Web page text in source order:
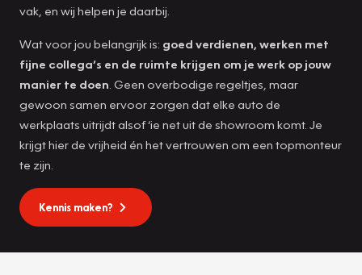
vak, en wij helpen je daarbij.
Wat voor jou belangrijk is: goed verdienen, werken met
fijne collega’s en de ruimte krijgen om je werk op jouw
manier te doen . Geen overbodige regeltjes, maar
gewoon samen ervoor zorgen dat elke auto de
werkplaats uitrijdt alsof ‘ie net uit de showroom komt. Je
krijgt hier de vrijheid én het vertrouwen om een topmonteur
te zijn.
Kennis maken?